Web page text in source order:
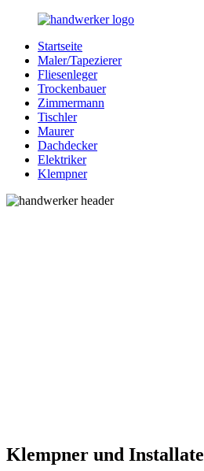
Zurück
Inhalt
Bessere-
Handwerker.de
Handwerker
Ihrer
Nähe
Startseite
Maler/Tapezierer
Fliesenleger
Trockenbauer
Zimmermann
Tischler
Maurer
Dachdecker
Elektriker
Klempner
Klempner und